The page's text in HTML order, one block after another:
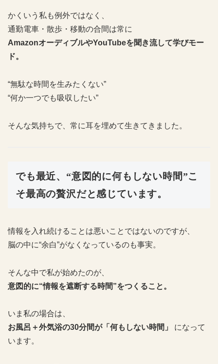
かくいう私も例外ではなく、
通勤電車・散歩・移動の合間は常に
AmazonオーディブルやYouTubeを聞き流して学びモー
ド。
“無駄な時間を生みたくない”
“何か一つでも吸収したい”
そんな気持ちで、常に耳を埋めて生きてきました。
でも最近、“意図的に何もしない時間”こ
そ最高の贅沢だと感じています。
情報を入れ続けることは悪いことではないのですが、
脳の中に“余白”がなくなっているのも事実。
そんな中で私が始めたのが、
意図的に“情報を遮断する時間”をつくること。
いま私の場合は、
お風呂＋外気浴の30分間が「何もしない時間」
になって
います。